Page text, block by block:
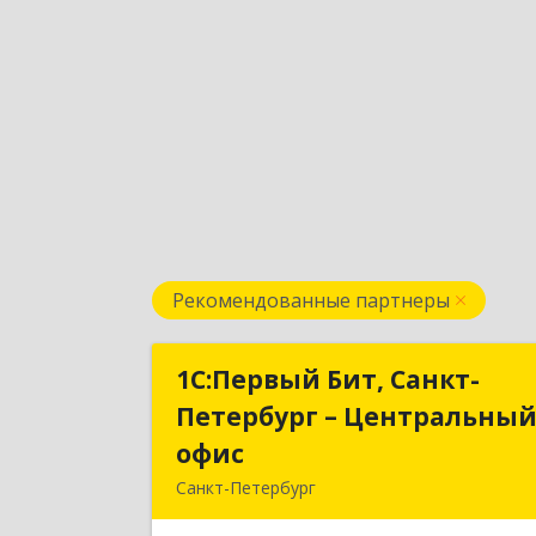
Рекомендованные партнеры
1С:Первый Бит, Санкт-
Петербург – Центральный
офис
Санкт-Петербург
1С:Первый Бит, Санкт-
Петербург – Центральный